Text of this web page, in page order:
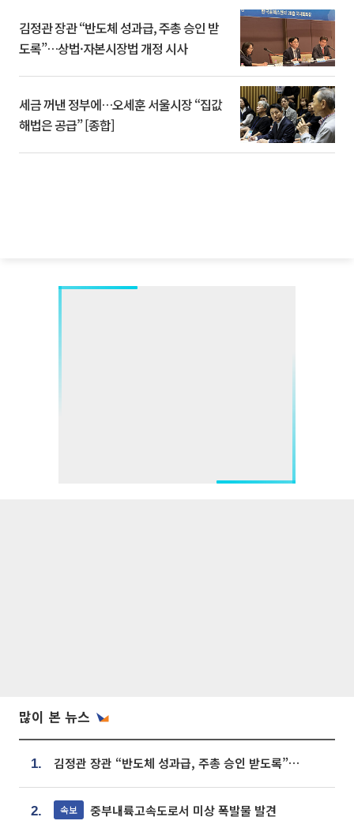
김정관 장관 “반도체 성과급, 주총 승인 받
도록”…상법·자본시장법 개정 시사
세금 꺼낸 정부에…오세훈 서울시장 “집값
해법은 공급” [종합]
많이 본 뉴스
1. 김정관 장관 “반도체 성과급, 주총 승인 받도록”…상법·자본시장법 개정 시사
2. 속보 중부내륙고속도로서 미상 폭발물 발견